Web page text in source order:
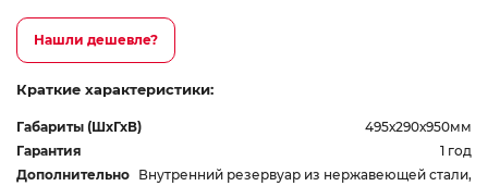
Нашли дешевле?
Краткие характеристики:
Габариты (ШхГхВ)
495х290х950мм
Гарантия
1 год
Дополнительно Внутренний резервуар из нержавеющей стали,